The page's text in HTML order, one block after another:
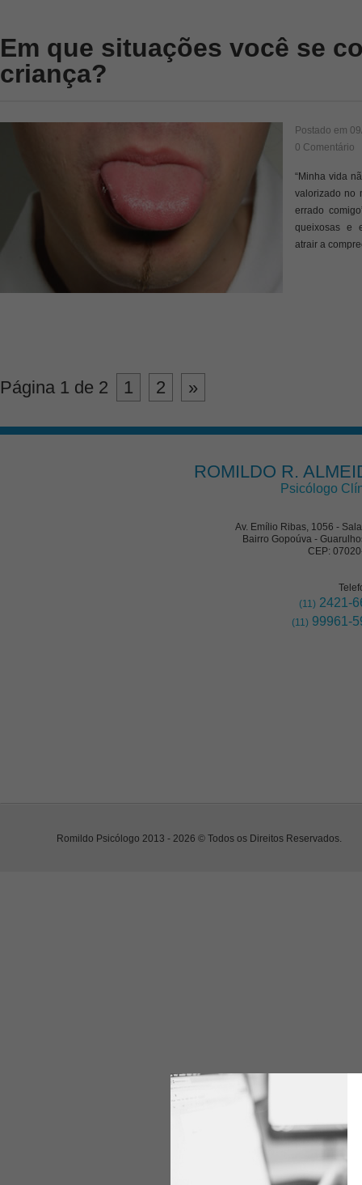
Em que situações você se
criança?
Postado em
0 Comentário
“Minha vida
valorizado no
errado
queixosas e
atrair a
Página 1 de 2 1 2 »
ROMILDO R.
Psicólogo
Av. Emílio Ribas, 1056 -
Bairro Gopoúva -
CEP:
(11) 2421-
(11) 99961-
Romildo Psicólogo 2013 - 2026 © Todos os Direitos Reservados.